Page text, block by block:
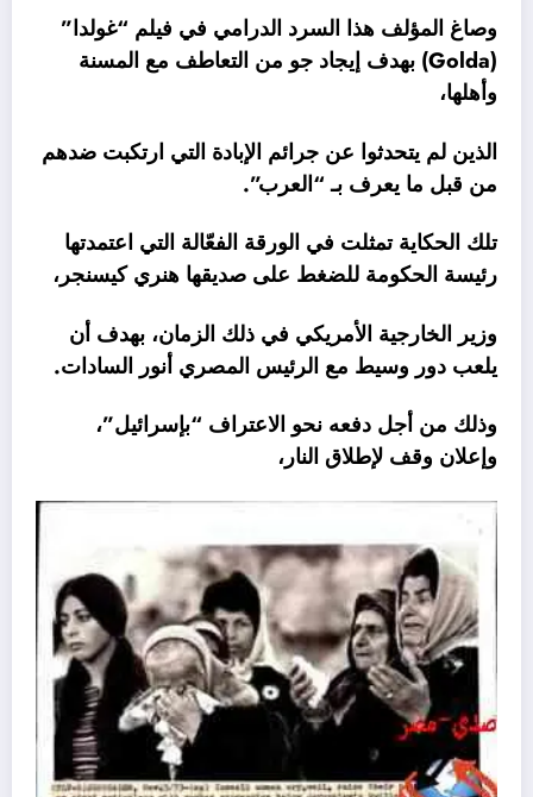
وصاغ المؤلف هذا السرد الدرامي في فيلم “غولدا”
(Golda) بهدف إيجاد جو من التعاطف مع المسنة
وأهلها،
الذين لم يتحدثوا عن جرائم الإبادة التي ارتكبت ضدهم
من قبل ما يعرف بـ “العرب”.
تلك الحكاية تمثلت في الورقة الفعّالة التي اعتمدتها
رئيسة الحكومة للضغط على صديقها هنري كيسنجر،
وزير الخارجية الأمريكي في ذلك الزمان، بهدف أن
يلعب دور وسيط مع الرئيس المصري أنور السادات.
وذلك من أجل دفعه نحو الاعتراف “بإسرائيل”،
وإعلان وقف لإطلاق النار،